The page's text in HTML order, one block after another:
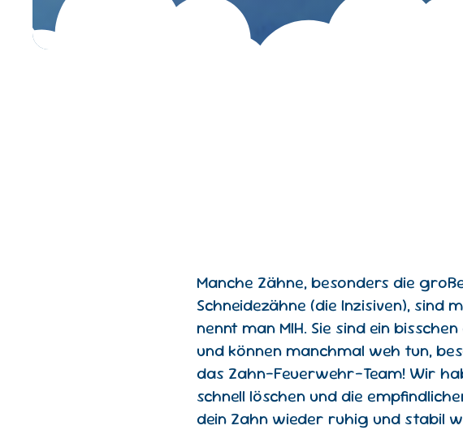
Manche Zähne, besonders die
Schneidezähne (die Inzisiven),
nennt man MIH. Sie sind ein
und können manchmal weh tun,
das Zahn-Feuerwehr-Team! Wir
schnell löschen und die
dein Zahn wieder ruhig und stabil